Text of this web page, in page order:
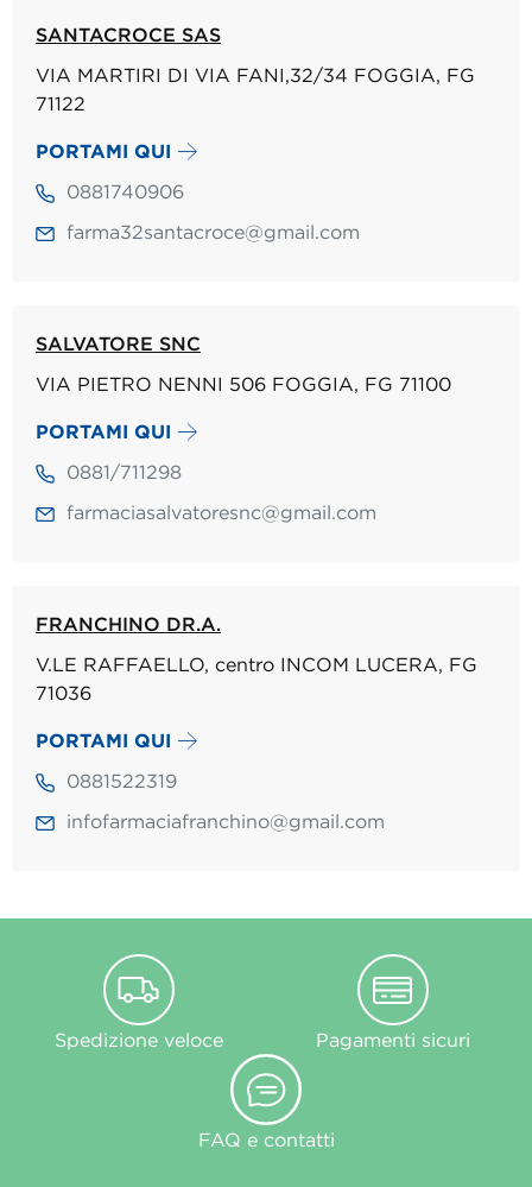
SANTACROCE SAS
VIA MARTIRI DI VIA FANI,32/34 FOGGIA, FG
71122
PORTAMI QUI
0881740906
farma32santacroce@gmail.com
SALVATORE SNC
VIA PIETRO NENNI 506 FOGGIA, FG 71100
PORTAMI QUI
0881/711298
farmaciasalvatoresnc@gmail.com
FRANCHINO DR.A.
V.LE RAFFAELLO, centro INCOM LUCERA, FG
71036
PORTAMI QUI
0881522319
infofarmaciafranchino@gmail.com
Spedizione veloce Pagamenti sicuri
FAQ e contatti